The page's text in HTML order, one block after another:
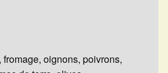
oignons, poivrons,